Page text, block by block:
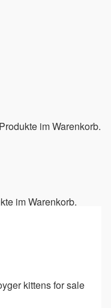
im Warenkorb.
im Warenkorb.
kittens for sale